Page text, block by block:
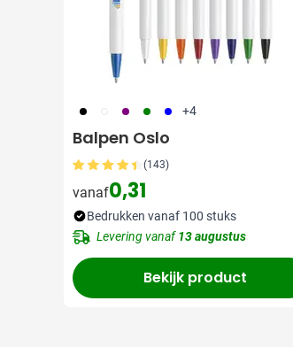
001 002 024 004 005 +4
Balpen Oslo
(143)
vanaf0,31
Bedrukken vanaf 100 stuks
Levering vanaf13 augustus
Bekijk product